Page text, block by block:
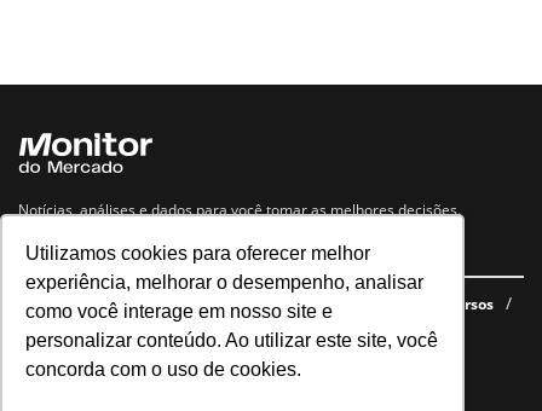
Utilizamos cookies para oferecer melhor
experiência, melhorar o desempenho, analisar
como você interage em nosso site e
personalizar conteúdo. Ao utilizar este site, você
concorda com o uso de cookies.
Notícias, análises e dados para você tomar as melhores decisões.
Navegue no site
Últimas notícias Quem somos E-books gratuitos
Cursos
Política de privacidade